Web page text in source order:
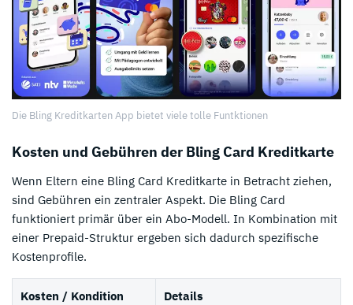
Die Bling Kreditkarten App bietet viele tolle Funtktionen
Kosten und Gebühren der Bling Card Kreditkarte
Wenn Eltern eine Bling Card Kreditkarte in Betracht ziehen,
sind Gebühren ein zentraler Aspekt. Die Bling Card
funktioniert primär über ein Abo-Modell. In Kombination mit
einer Prepaid-Struktur ergeben sich dadurch spezifische
Kostenprofile.
Kosten / Kondition Details